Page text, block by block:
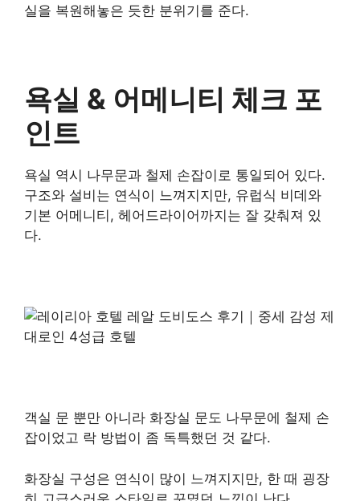
실을 복원해놓은 듯한 분위기를 준다.
욕실 & 어메니티 체크 포
인트
욕실 역시 나무문과 철제 손잡이로 통일되어 있다.
구조와 설비는 연식이 느껴지지만, 유럽식 비데와
기본 어메니티, 헤어드라이어까지는 잘 갖춰져 있
다.
객실 문 뿐만 아니라 화장실 문도 나무문에 철제 손
잡이었고 락 방법이 좀 독특했던 것 같다.
화장실 구성은 연식이 많이 느껴지지만, 한 때 굉장